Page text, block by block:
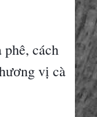
phê, cách
ương vị cà